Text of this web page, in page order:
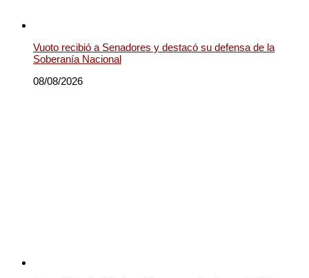
Vuoto recibió a Senadores y destacó su defensa de la
Soberanía Nacional
08/08/2026